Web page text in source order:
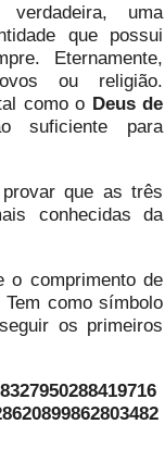
uma
que possui
Eternamente,
ou religião.
como o Deus de
para
que as três
conhecidas da
o comprimento de
como símbolo
os primeiros